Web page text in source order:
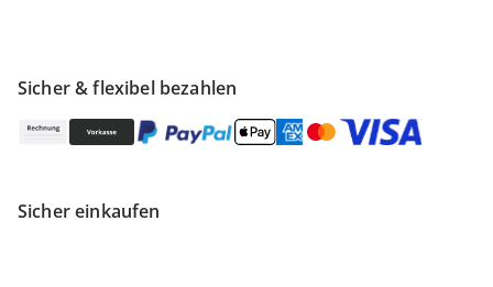
Sicher & flexibel bezahlen
Sicher einkaufen